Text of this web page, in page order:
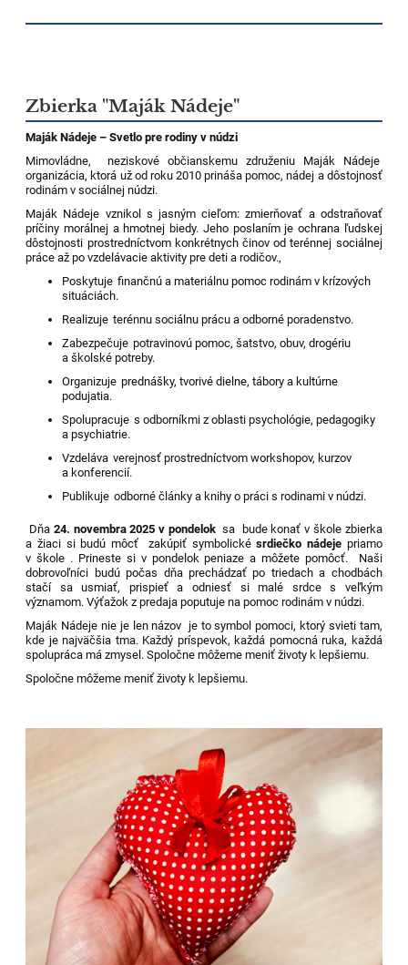
Zbierka "Maják Nádeje"
Maják Nádeje – Svetlo pre rodiny v núdzi
Mimovládne, neziskové občianskemu združeniu Maják Nádeje
organizácia, ktorá už od roku 2010 prináša pomoc, nádej a dôstojnosť
rodinám v sociálnej núdzi.
Maják Nádeje vznikol s jasným cieľom: zmierňovať a odstraňovať
príčiny morálnej a hmotnej biedy. Jeho poslaním je ochrana ľudskej
dôstojnosti prostredníctvom konkrétnych činov od terénnej sociálnej
práce až po vzdelávacie aktivity pre deti a rodičov.,
Poskytuje finančnú a materiálnu pomoc rodinám v krízových
situáciách.
Realizuje terénnu sociálnu prácu a odborné poradenstvo.
Zabezpečuje potravinovú pomoc, šatstvo, obuv, drogériu
a školské potreby.
Organizuje prednášky, tvorivé dielne, tábory a kultúrne
podujatia.
Spolupracuje s odborníkmi z oblasti psychológie, pedagogiky
a psychiatrie.
Vzdeláva verejnosť prostredníctvom workshopov, kurzov
a konferencií.
Publikuje odborné články a knihy o práci s rodinami v núdzi.
Dňa 24. novembra 2025 v pondelok sa bude konať v škole zbierka
a žiaci si budú môcť zakúpiť symbolickésrdiečko nádeje priamo
v škole . Prineste si v pondelok peniaze a môžete pomôcť. Naši
dobrovoľníci budú počas dňa prechádzať po triedach a chodbách
stačí sa usmiať, prispieť a odniesť si malé srdce s veľkým
významom. Výťažok z predaja poputuje na pomoc rodinám v núdzi.
Maják Nádeje nie je len názov je to symbol pomoci, ktorý svieti tam,
kde je najväčšia tma. Každý príspevok, každá pomocná ruka, každá
spolupráca má zmysel. Spoločne môžeme meniť životy k lepšiemu.
Spoločne môžeme meniť životy k lepšiemu.